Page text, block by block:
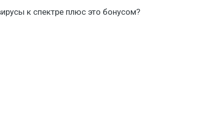
к спектре плюс это бонусом?